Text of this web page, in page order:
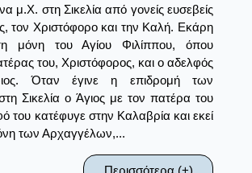
μ.Χ. στη Σικελία από γονείς ευσεβείς
τον Χριστόφορο και την Καλή. Εκάρη
μόνη του Αγίου Φιλίππου, όπου
του, Χριστόφορος, και ο αδελφός
Όταν έγινε η επιδρομή των
Σικελία ο Άγιος με τον πατέρα του
του κατέφυγε στην Καλαβρία και εκεί
των Αρχαγγέλων,...